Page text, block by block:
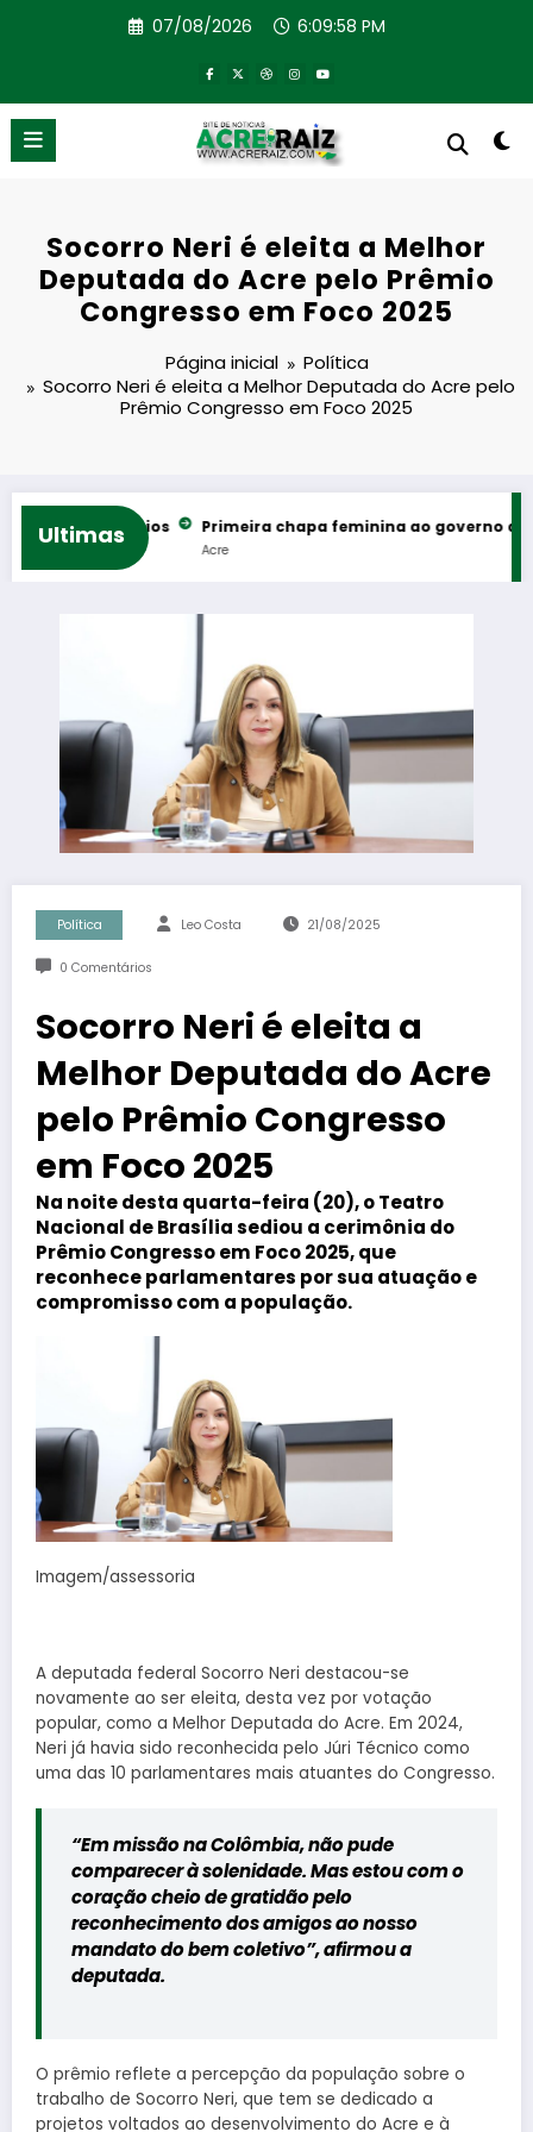
07/08/2026 6:09:58 PM
Socorro Neri é eleita a Melhor
Deputada do Acre pelo Prêmio
Congresso em Foco 2025
Página inicial
Política
Socorro Neri é eleita a Melhor Deputada do Acre pelo
Prêmio Congresso em Foco 2025
Ultimas
e rodeios Primeira chapa feminina ao governo do Acre
Acre
Política Leo Costa 21/08/2025
0 Comentários
Socorro Neri é eleita a
Melhor Deputada do Acre
pelo Prêmio Congresso
em Foco 2025
Na noite desta quarta-feira (20), o Teatro
Nacional de Brasília sediou a cerimônia do
Prêmio Congresso em Foco 2025, que
reconhece parlamentares por sua atuação e
compromisso com a população.
Imagem/assessoria
A deputada federal Socorro Neri destacou-se
novamente ao ser eleita, desta vez por votação
popular, como a Melhor Deputada do Acre. Em 2024,
Neri já havia sido reconhecida pelo Júri Técnico como
uma das 10 parlamentares mais atuantes do Congresso.
“Em missão na Colômbia, não pude
comparecer à solenidade. Mas estou com o
coração cheio de gratidão pelo
reconhecimento dos amigos ao nosso
mandato do bem coletivo”, afirmou a
deputada.
O prêmio reflete a percepção da população sobre o
trabalho de Socorro Neri, que tem se dedicado a
projetos voltados ao desenvolvimento do Acre e à